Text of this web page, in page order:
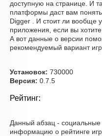
доступную на странице. И
платформы даст вам
Digger . И стоит ли вообще
приложения, если вы хотите
А вот данные о версии
рекомендуемый вариант
Установок: 730000
Версия: 0.7.5
Рейтинг:
Данный абзац -
информацию о рейтинге